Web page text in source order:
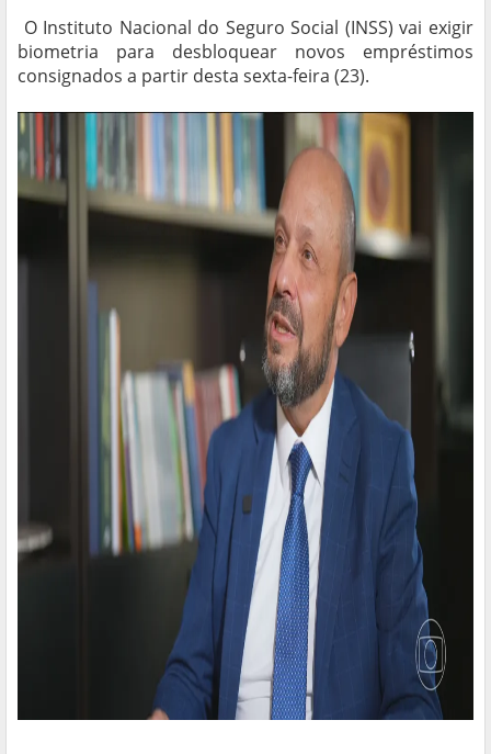
O Instituto Nacional do Seguro Social (INSS) vai exigir
biometria para desbloquear novos empréstimos
consignados a partir desta sexta-feira (23).